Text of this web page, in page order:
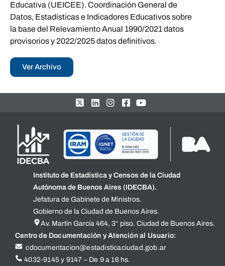
Educativa (UEICEE). Coordinación General de
Datos, Estadísticas e Indicadores Educativos sobre
la base del Relevamiento Anual 1990/2021 datos
provisorios y 2022/2025 datos definitivos.
Ver Archivo
Instituto de Estadística y Censos de la Ciudad
Autónoma de Buenos Aires (IDECBA).
Jefatura de Gabinete de Ministros.
Gobierno de la Ciudad de Buenos Aires.
Av. Martín García 464, 3° piso. Ciudad de Buenos Aires.
Centro de Documentación y Atención al Usuario:
cdocumentacion@estadisticaciudad.gob.ar
4032-9145 y 9147 – De 9 a 16 hs.